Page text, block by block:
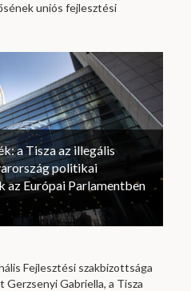
uniós fejlesztési
a Tisza az illegális
politikai
az Európai Parlamentben
Fejlesztési szakbizottsága
Gerzsenyi Gabriella, a Tisza